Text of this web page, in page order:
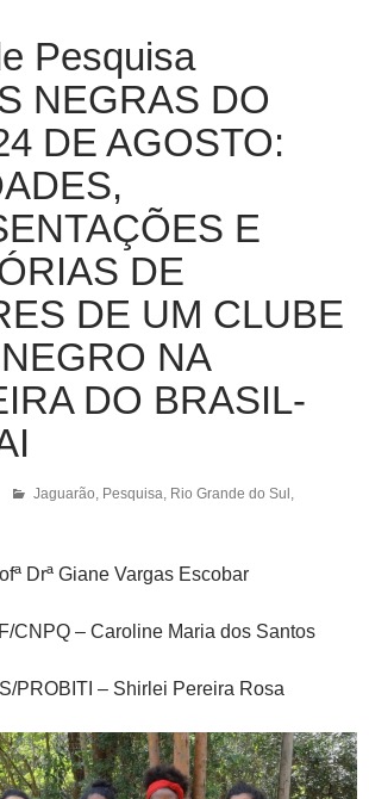
Pesquisa
NEGRAS DO
DE AGOSTO:
E
DE
DE UM CLUBE
NA
DO BRASIL-
Jaguarão Pesquisa Rio Grande do Sul
Drª Giane Vargas Escobar
CNPQ – Caroline Maria dos Santos
PROBITI – Shirlei Pereira Rosa